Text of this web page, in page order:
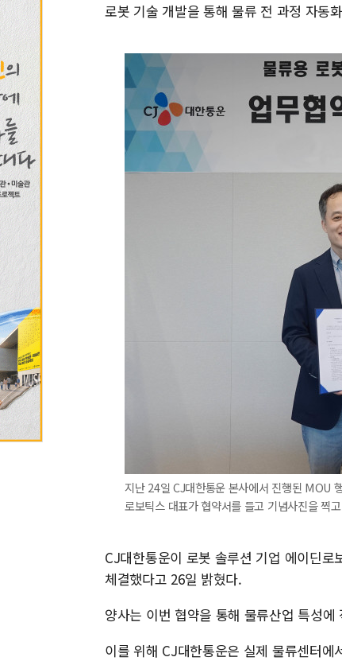
로봇 기술 개발을 통해 물류 전 과정 자동
지난 24일 CJ대한통운 본사에서 진행된 MOU
로보틱스 대표가 협약서를 들고 기념사진을 찍
CJ대한통운이 로봇 솔루션 기업 에이딘
체결했다고 26일 밝혔다.
양사는 이번 협약을 통해 물류산업 특성
이를 위해 CJ대한통운은 실제 물류센터